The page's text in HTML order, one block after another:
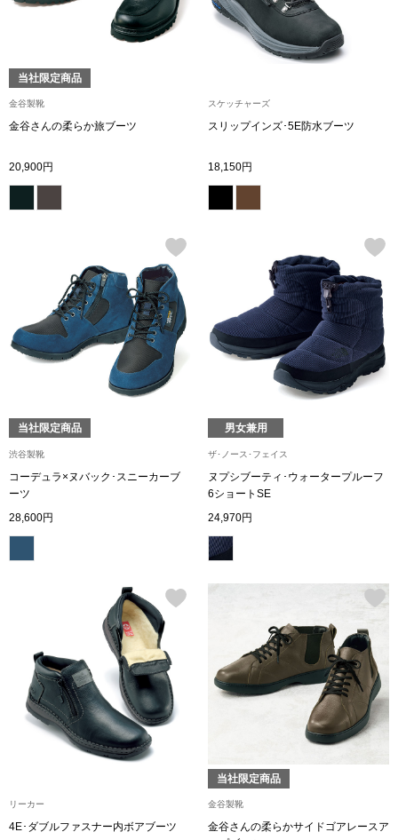
BOGARD 最新号はこちら
ランド
集
タログ
ダーウェア
アクセサリー
ン雑貨
アンダーウェア
ハンドバッグ
ショルダーバ
ブリーフケース
クラッチバッグ
リュック･バッ
スーツケース
その他
シューズ
スリップオン
当社限定商品
金谷製靴
金谷さんの柔らか旅ブーツ
20,900円
スケッチャーズ
スリップインズ･5E防水ブーツ
18,150円
当社限定商品
渋谷製靴
コーデュラ×ヌバック･スニーカーブ
ーツ
28,600円
男女兼用
ザ･ノース･フェイス
ヌプシブーティ･ウォータープルーフ
6ショートSE
24,970円
リーカー
4E･ダブルファスナー内ボアブーツ
当社限定商品
金谷製靴
金谷さんの柔らかサイドゴアレースア